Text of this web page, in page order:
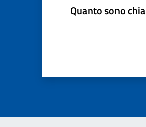
Quanto sono